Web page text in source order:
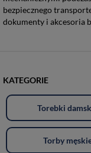
bezpiecznego
dokumenty i akcesoria
KATEGORIE
Torebki
Torby